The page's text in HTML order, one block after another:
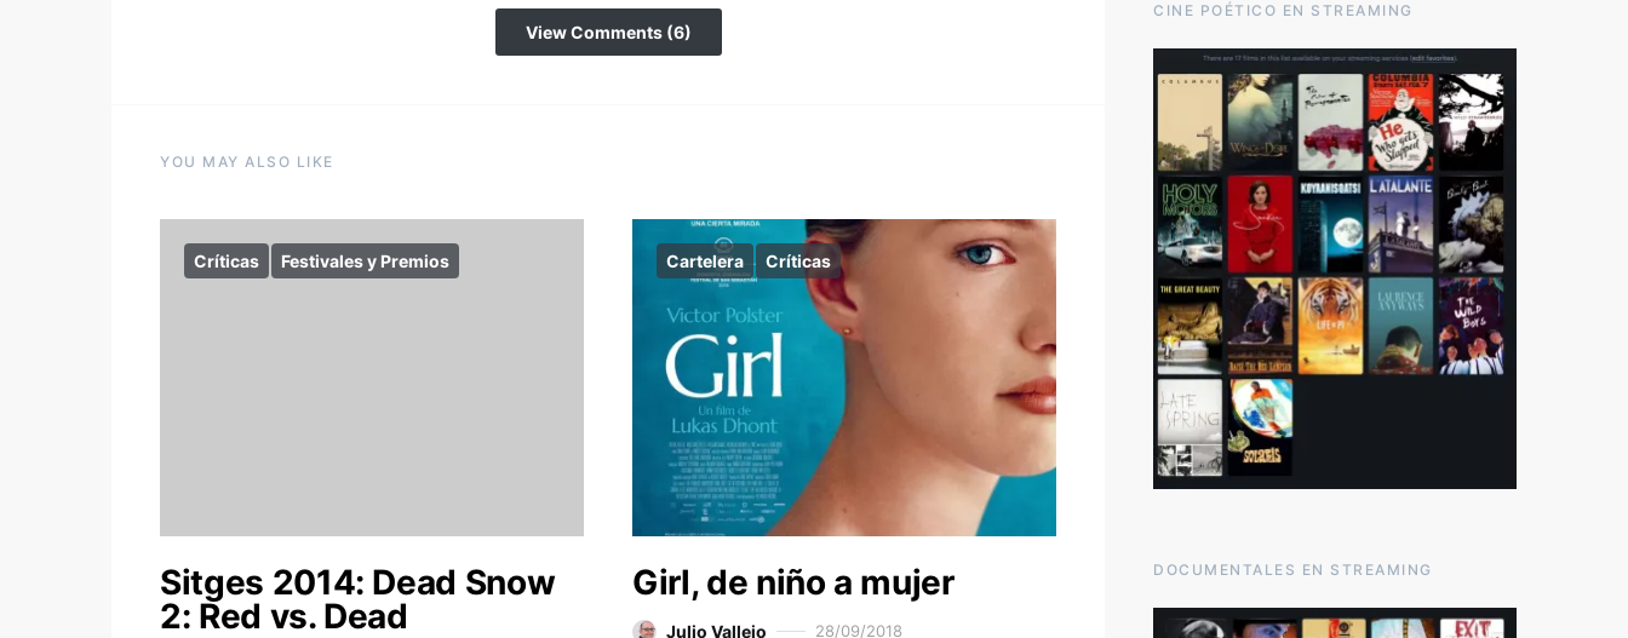
View Comments (6)
YOU MAY ALSO LIKE
Críticas Festivales y Premios
Sitges 2014: Dead Snow
2: Red vs. Dead
Cartelera Críticas
Girl, de niño a mujer
Julio Vallejo 28/09/2018
CINE POÉTICO EN STREAMING
DOCUMENTALES EN STREAMING